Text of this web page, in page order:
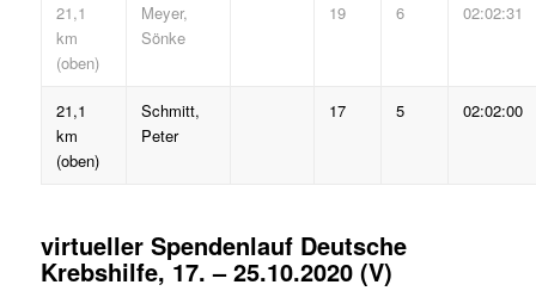
21,1
km
(oben)
Meyer,
Sönke
19 6 02:02:31
21,1
km
(oben)
Schmitt,
Peter
17 5 02:02:00
virtueller Spendenlauf Deutsche
Krebshilfe, 17. – 25.10.2020 (V)